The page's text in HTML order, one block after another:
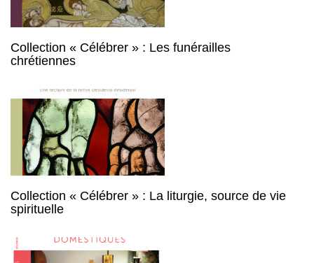
Collection « Célébrer » : Les funérailles
chrétiennes
Collection « Célébrer » : La liturgie, source de vie
spirituelle